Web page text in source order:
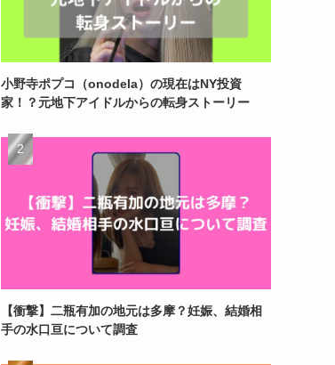
小野寺ポプコ（onodela）の現在はNY投資
家！？元地下アイドルからの転身ストーリー
【衝撃】二瓶有加の地元は多摩？妊娠、結婚相
手の水口亘について調査